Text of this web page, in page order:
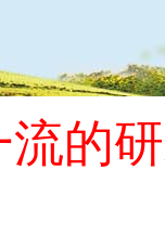
流的